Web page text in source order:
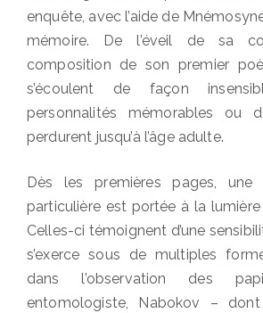
enquête, avec l’aide de
mémoire. De l’éveil de sa
composition de son premier
s’écoulent de façon
personnalités mémorables ou
perdurent jusqu’à l’âge adulte.
Dès les premières pages,
particulière est portée à la
Celles-ci témoignent d’une
s’exerce sous de multiples
dans l’observation des
entomologiste, Nabokov –